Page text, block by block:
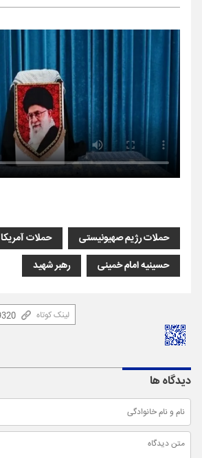
حملات رژیم صهیونیستی
حملات آمریکا
حسینیه امام خمینی
رهبر شهید
لینک کوتاه
دیدگاه ها